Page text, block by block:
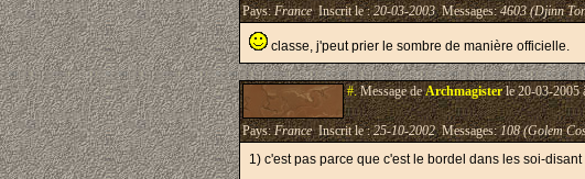
Pays:FranceInscrit le :20-03-2003Messages:4603 (Djinn
classe, j'peut prier le sombre de manière officielle.
#.Message deArchmagisterle 20-03-2005
Pays:FranceInscrit le :25-10-2002Messages:108 (Golem
1) c'est pas parce que c'est le bordel dans les soi-